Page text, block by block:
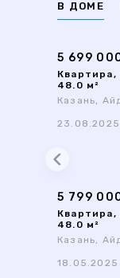
В ДОМЕ
5 699
48.0 м²
Казань,
5 799
48.0 м²
Казань,
18.05.2025